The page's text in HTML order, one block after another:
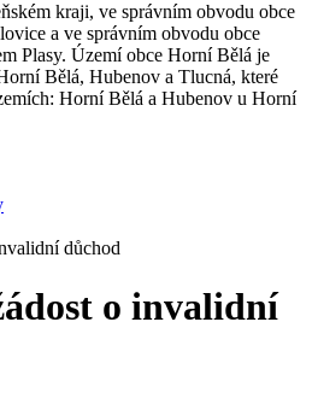
kraji, ve správním obvodu obce
a ve správním obvodu obce
Plasy. Území obce Horní Bělá je
Bělá, Hubenov a Tlucná, které
Horní Bělá a Hubenov u Horní
důchod
o invalidní